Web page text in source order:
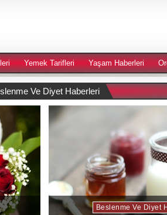
Yemek Tarifleri Yaşam Haberleri
Ve Diyet Haberleri
Beslenme Ve Diyet